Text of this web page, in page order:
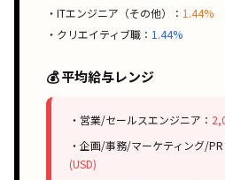
・ITエンジニア（その他）： 1.44%
・クリエイティブ職： 1.44%
💰 平均給与レンジ
・営業/セールスエンジニア：
・企画/事務/マーケティング/PR
(USD)